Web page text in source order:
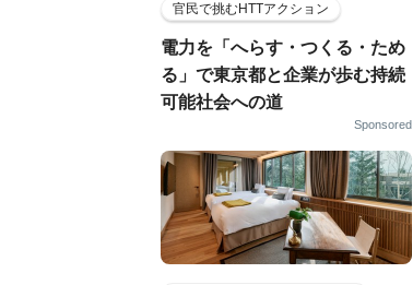
官民で挑むHTTアクション
電力を「へらす・つくる・ため
る」で東京都と企業が歩む持続
可能社会への道
Sponsored